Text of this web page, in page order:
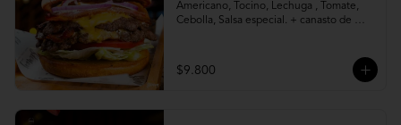
Americano, Tocino, Lechuga , Tomate,
Cebolla, Salsa especial. + canasto de
$9.800